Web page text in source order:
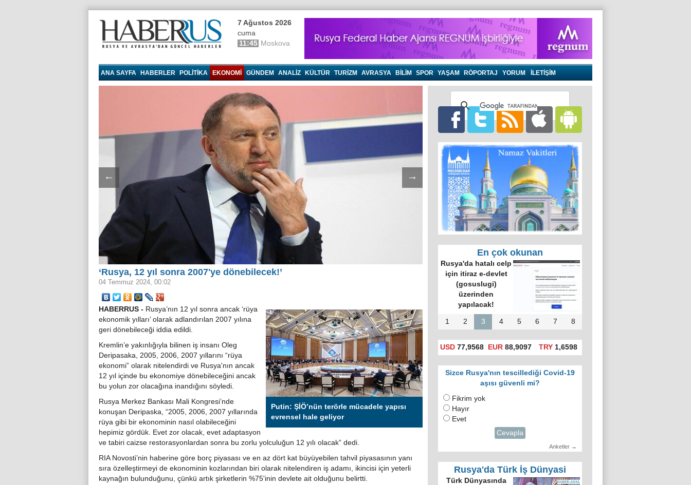
7 Ağustos 2026
cuma
11:45 Moskova
ANA SAYFA HABERLER POLITIKA EKONOMI GÜNDEM ANALIZ KÜLTÜR TURIZM AVRASYA BILIM SPOR YAŞAM RÖPORTAJ YORUM İLETİŞİM
← →
‘Rusya, 12 yıl sonra 2007'ye dönebilecek!’
04 Temmuz 2024, 00:02
Putin: ŞİÖ’nün terörle mücadele yapısı
evrensel hale geliyor
HABERRUS - Rusya’nın 12 yıl sonra ancak ‘rüya
ekonomik yılları’ olarak adlandırılan 2007 yılına
geri dönebileceği iddia edildi.
Kremlin’e yakınlığıyla bilinen iş insanı Oleg
Deripasaka, 2005, 2006, 2007 yıllarını “rüya
ekonomi” olarak nitelendirdi ve Rusya'nın ancak
12 yıl içinde bu ekonomiye dönebileceğini ancak
bu yolun zor olacağına inandığını söyledi.
Rusya Merkez Bankası Mali Kongresi’nde
konuşan Deripaska, “2005, 2006, 2007 yıllarında
rüya gibi bir ekonominin nasıl olabileceğini
hepimiz gördük. Evet zor olacak, evet adaptasyon
ve tabiri caizse restorasyonlardan sonra bu zorlu yolculuğun 12 yılı olacak” dedi.
RIA Novosti’nin haberine göre borç piyasası ve en az dört kat büyüyebilen tahvil piyasasının yanı
sıra özelleştirmeyi de ekonominin kozlarından biri olarak nitelendiren iş adamı, ikincisi için yeterli
kaynağın bulunduğunu, çünkü artık şirketlerin %75'inin devlete ait olduğunu belirtti.
En çok okunan
Rusya'da hatalı celp
için itiraz e-devlet
(gosuslugi)
üzerinden
yapılacak!
1 2 3 4 5 6 7 8
USD 77,9568 EUR 88,9097 TRY1,6598
Sizce Rusya'nın tescillediği Covid-19
aşısı güvenli mi?
Fikrim yok
Hayır
Evet
Cevapla
Anketler →
Rusya'da Türk İş Dünyasi
Türk Dünyasında